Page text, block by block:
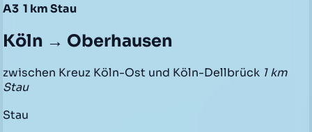
A3 1 km Stau
Köln → Oberhausen
zwischen Kreuz Köln-Ost und Köln-Dellbrück 1 km
Stau
Stau